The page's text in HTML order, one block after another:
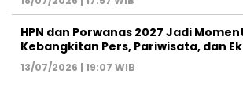
HPN dan Porwanas 2027 Jadi
Kebangkitan Pers, Pariwisata, dan
13/07/2026 | 19:07 WIB